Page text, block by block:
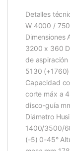
Detalles
W 4000 /
Dimensiones
3200 x 360
de aspiración
5130
Capacidad
corte máx a
disco-guía
Diámetro
1400/3500/
(-5) 0-45°